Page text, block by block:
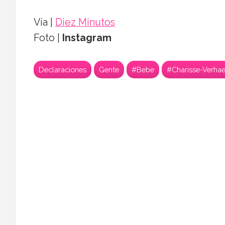
Vía |
Diez Minutos
Foto |
Instagram
Declaraciones Gente #Bebe #Charisse-